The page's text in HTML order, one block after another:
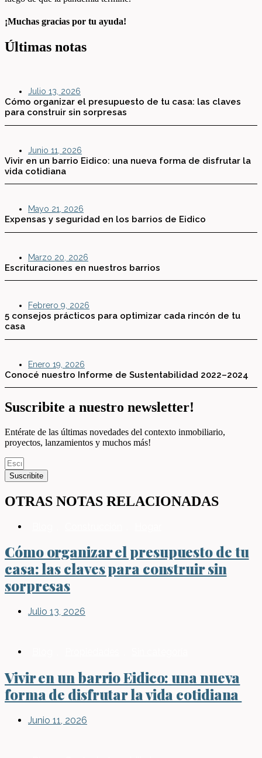
¡Muchas gracias por tu ayuda!
Últimas notas
Julio 13, 2026
Cómo organizar el presupuesto de tu casa: las claves
para construir sin sorpresas
Junio 11, 2026
Vivir en un barrio Eidico: una nueva forma de disfrutar la
vida cotidiana
Mayo 21, 2026
Expensas y seguridad en los barrios de Eidico
Marzo 20, 2026
Escrituraciones en nuestros barrios
Febrero 9, 2026
5 consejos prácticos para optimizar cada rincón de tu
casa
Enero 19, 2026
Conocé nuestro Informe de Sustentabilidad 2022–2024
Suscribite a nuestro newsletter!
Entérate de las últimas novedades del contexto inmobiliario,
proyectos, lanzamientos y muchos más!
Suscribite
OTRAS NOTAS RELACIONADAS
Cómo organizar el presupuesto de tu
casa: las claves para construir sin
sorpresas
Julio 13, 2026
Vivir en un barrio Eidico: una nueva
forma de disfrutar la vida cotidiana
Junio 11, 2026